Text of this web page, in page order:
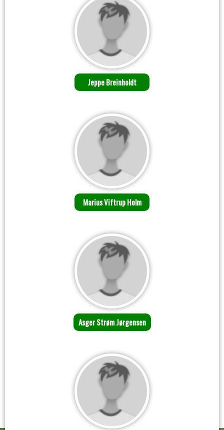
Jeppe Breinholdt
Marius Viftrup Holm
Asger Strøm Jørgensen